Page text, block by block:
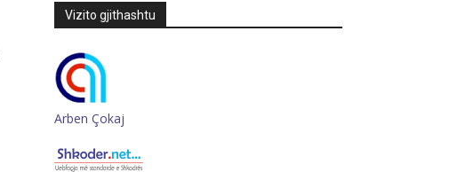
Vizito gjithashtu
Arben Çokaj